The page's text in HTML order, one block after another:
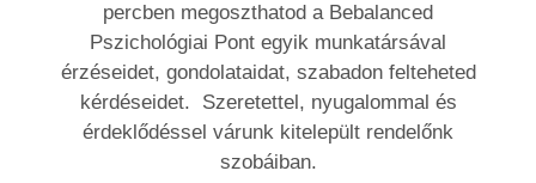
percben megoszthatod a Bebalanced
Pszichológiai Pont egyik munkatársával
érzéseidet, gondolataidat, szabadon felteheted
kérdéseidet. Szeretettel, nyugalommal és
érdeklődéssel várunk kitelepült rendelőnk
szobáiban.